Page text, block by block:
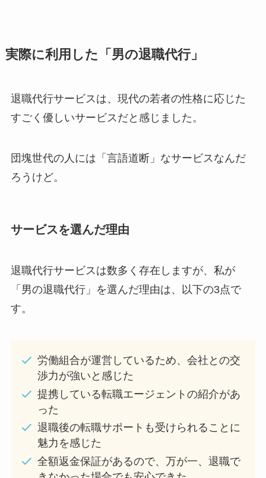
実際に利用した「男の退職代行」
退職代行サービスは、現代の若者の性格に応じた
すごく優しいサービスだと感じました。
団塊世代の人には「言語道断」なサービスなんだ
ろうけど。
サービスを選んだ理由
退職代行サービスは数多く存在しますが、私が
「男の退職代行」を選んだ理由は、以下の3点で
す。
労働組合が運営しているため、会社との交
渉力が強いと感じた
提携している転職エージェントの紹介があ
った
退職後の転職サポートも受けられることに
魅力を感じた
全額返金保証があるので、万が一、退職で